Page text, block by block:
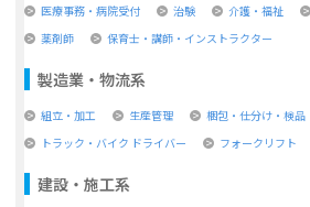
医療事務・病院受付 治験 介護・福祉
薬剤師
保育士・講師・インストラクター
製造業・物流系
組立・加工 生産管理
梱包・仕分け・検品
トラック・バイク ドライバー
フォークリフト
建設・施工系